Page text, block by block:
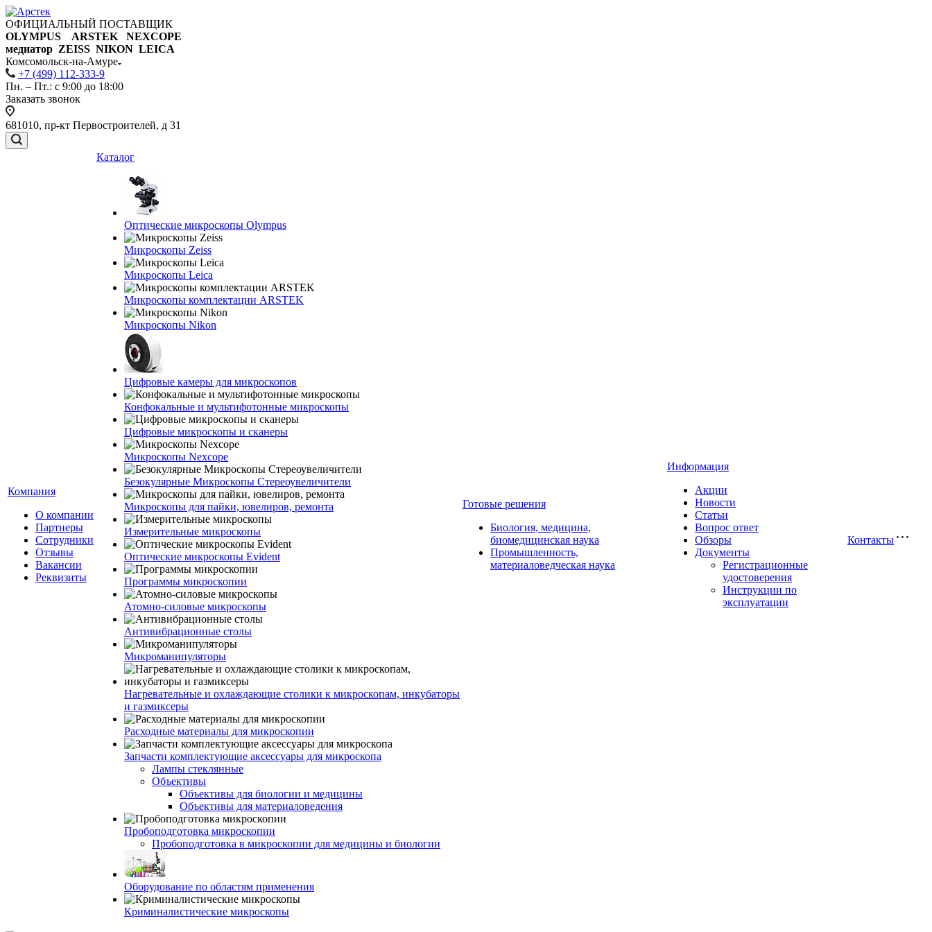
ОФИЦИАЛЬНЫЙ ПОСТАВЩИК
OLYMPUS ARSTEK NEXCOPE
медиатор ZEISS NIKON LEICA
Комсомольск-на-Амуре
+7 (499) 112-333-9
Пн. – Пт.: с 9:00 до 18:00
Заказать звонок
681010, пр-кт Первостроителей, д 31
Компания
О компании
Партнеры
Сотрудники
Отзывы
Вакансии
Реквизиты
Каталог
Оптические микроскопы Olympus
Микроскопы Zeiss
Микроскопы Leica
Микроскопы комплектации ARSTEK
Микроскопы Nikon
Цифровые камеры для микроскопов
Конфокальные и мультифотонные микроскопы
Цифровые микроскопы и сканеры
Микроскопы Nexcope
Безокулярные Микроскопы Стереоувеличители
Микроскопы для пайки, ювелиров, ремонта
Измерительные микроскопы
Оптические микроскопы Evident
Программы микроскопии
Атомно-силовые микроскопы
Антивибрационные столы
Микроманипуляторы
Нагревательные и охлаждающие столики к микроскопам, инкубаторы
и газмиксеры
Расходные материалы для микроскопии
Запчасти комплектующие аксессуары для микроскопа
Лампы стеклянные
Объективы
Объективы для биологии и медицины
Объективы для материаловедения
Пробоподготовка микроскопии
Пробоподготовка в микроскопии для медицины и биологии
Оборудование по областям применения
Криминалистические микроскопы
Готовые решения
Биология, медицина,
биомедицинская наука
Промышленность,
материаловедческая наука
Информация
Акции
Новости
Статьи
Вопрос ответ
Обзоры
Документы
Регистрационные
удостоверения
Инструкции по
эксплуатации
Контакты